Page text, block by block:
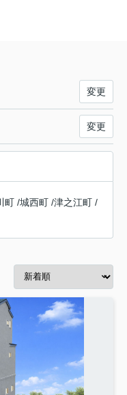
変更
変更
町 /城西町 /津之江町 /